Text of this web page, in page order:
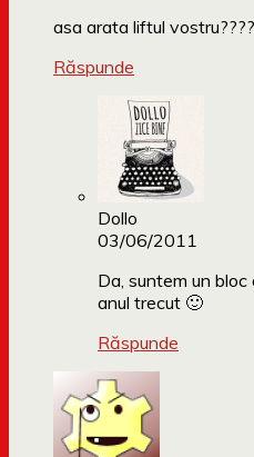
asa arata liftul
Răspunde
Dollo
03/06/2011
Da, suntem un
anul trecut 🙂
Răspunde